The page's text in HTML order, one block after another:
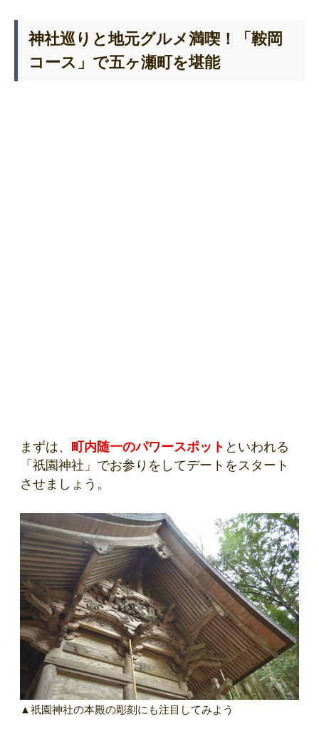
神社巡りと地元グルメ満喫！「鞍岡
コース」で五ヶ瀬町を堪能
まずは、 町内随一のパワースポット といわれる
「祇園神社」でお参りをしてデートをスタート
させましょう。
▲祇園神社の本殿の彫刻にも注目してみよう